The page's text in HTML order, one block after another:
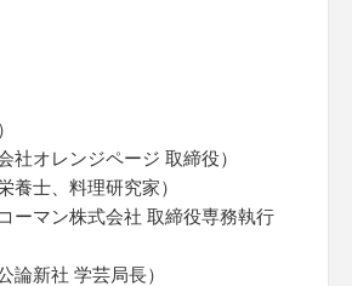
社オレンジページ 取締役）
養士、料理研究家）
ーマン株式会社 取締役専務執行
論新社 学芸局長）